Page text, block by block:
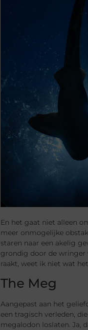
En het gaat niet alleen
meer onmogelijke
staren naar een akelig
grondig door de wringer
raakt, weet ik niet wat
The Meg
Aangepast aan het
een tragisch verleden,
megalodon loslaten. Ja,